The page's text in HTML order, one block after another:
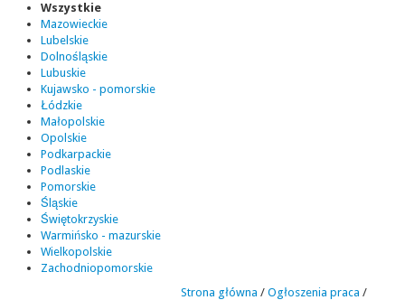
Wszystkie
Mazowieckie
Lubelskie
Dolnośląskie
Lubuskie
Kujawsko - pomorskie
Łódzkie
Małopolskie
Opolskie
Podkarpackie
Podlaskie
Pomorskie
Śląskie
Świętokrzyskie
Warmińsko - mazurskie
Wielkopolskie
Zachodniopomorskie
Strona główna / Ogłoszenia praca /